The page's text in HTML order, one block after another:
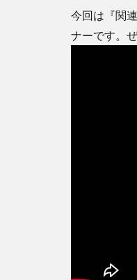
今回は『関
ナーです。